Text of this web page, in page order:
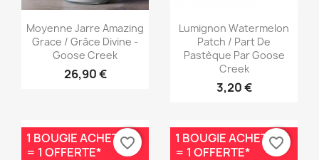
Aperçu rapide
Moyenne Jarre Amazing
Grace / Grâce Divine -
Goose Creek
26,90 €
Aperçu rapide
Lumignon Watermelon
Patch / Part De
Pastèque Par Goose
Creek
3,20 €
1 BOUGIE ACHETÉE
= 1 OFFERTE*
favorite_border
1 BOUGIE ACHETÉE
= 1 OFFERTE*
favorite_border